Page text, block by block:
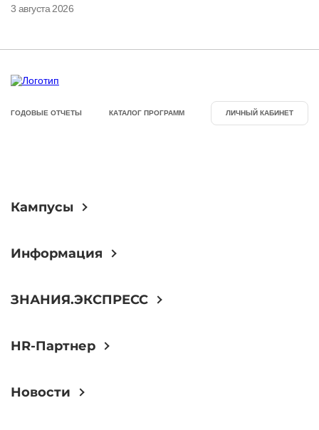
3 августа 2026
ГОДОВЫЕ ОТЧЕТЫ КАТАЛОГ ПРОГРАММ ЛИЧНЫЙ КАБИНЕТ
Кампусы
Информация
ЗНАНИЯ.ЭКСПРЕСС
HR-Партнер
Новости